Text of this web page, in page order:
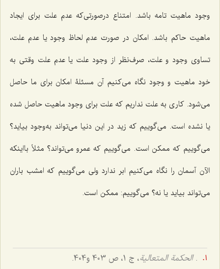
وجود ماهیت تامه باشد. امتناع درصورتی‌که عدم علت برای ایجاد
ماهیت حاکم باشد. امکان در صورت عدم لحاظ وجود یا عدم علت،
تساوی وجود و علت، صرف‌نظر از وجود علت یا عدم علت وقتی به
خود ماهیت و وجود نگاه می‌کنیم آن مسئلۀ امکان برای ما حاصل
می‌شود. کاری به علت نداریم که علت برای وجود ماهیت حاصل شده
یا نشده است. می‌گوییم که زید در این دنیا می‌تواند به‌وجود بیاید؟
می‌گوییم که ممکن است. می‌گوییم که عمرو می‌تواند؟ مثلاً بااینکه
الآن آسمان را نگاه می‌کنیم ابر ندارد ولی می‌گوییم که امشب باران
می‌تواند بیاید یا نه؟ می‌گوییم: ممکن است.
.الحکمة المتعالیة، ج 1، ص 403 و404.